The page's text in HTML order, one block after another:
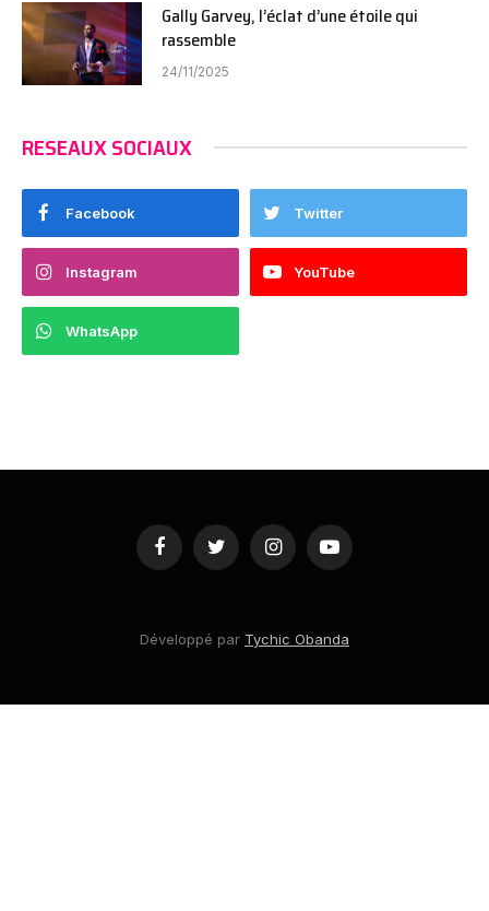
Gally Garvey, l’éclat d’une étoile qui
rassemble
24/11/2025
RESEAUX SOCIAUX
Facebook Twitter
Instagram YouTube
WhatsApp
FacebookTwitter InstagramYouTube
Développé par Tychic Obanda